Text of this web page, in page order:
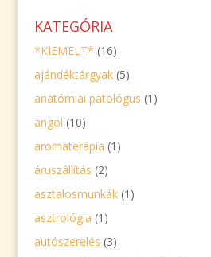
KATEGÓRIA
*KIEMELT* (16)
ajándéktárgyak(5)
anatómiai patológus (1)
angol (10)
aromaterápia (1)
áruszállítás (2)
asztalosmunkák(1)
asztrológia (1)
autószerelés (3)